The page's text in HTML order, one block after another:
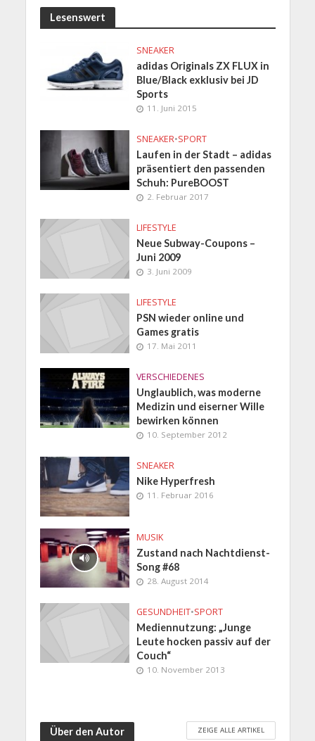
Lesenswert
SNEAKER
adidas Originals ZX FLUX in
Blue/Black exklusiv bei JD
Sports
11. Juni 2015
SNEAKER•SPORT
Laufen in der Stadt – adidas
präsentiert den passenden
Schuh: PureBOOST
2. Februar 2017
LIFESTYLE
Neue Subway-Coupons –
Juni 2009
3. Juni 2009
LIFESTYLE
PSN wieder online und
Games gratis
17. Mai 2011
VERSCHIEDENES
Unglaublich, was moderne
Medizin und eiserner Wille
bewirken können
10. September 2012
SNEAKER
Nike Hyperfresh
11. Februar 2016
MUSIK
Zustand nach Nachtdienst-
Song #68
28. August 2014
GESUNDHEIT•SPORT
Mediennutzung: „Junge
Leute hocken passiv auf der
Couch“
10. November 2013
Über den Autor ZEIGE ALLE ARTIKEL